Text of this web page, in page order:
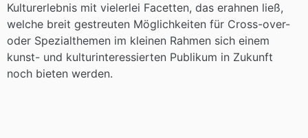
Kulturerlebnis mit vielerlei Facetten, das erahnen ließ,
welche breit gestreuten Möglichkeiten für Cross-over-
oder Spezialthemen im kleinen Rahmen sich einem
kunst- und kulturinteressierten Publikum in Zukunft
noch bieten werden.